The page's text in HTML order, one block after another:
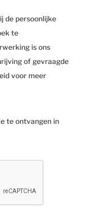
de persoonlijke
te
is ons
of gevraagde
voor meer
te ontvangen in